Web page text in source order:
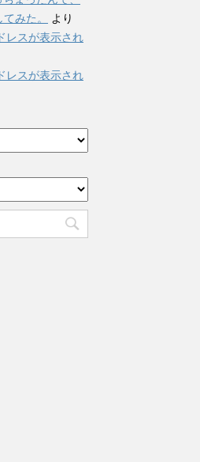
みた。
より
レスが表示され
レスが表示され